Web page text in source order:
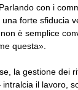
con i
forte sfiducia
è semplice
questa».
la gestione dei
il lavoro,